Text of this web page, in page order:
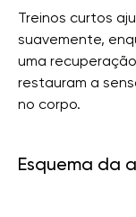
Treinos curtos
suavemente,
uma
restauram a
no corpo.
Esquema da